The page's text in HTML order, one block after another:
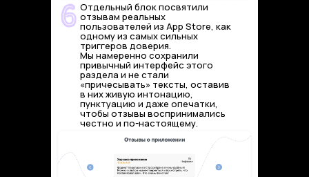
Отдельный блок посвятили
отзывам реальных
пользователей из App Store, как
одному из самых сильных
триггеров доверия.
Мы намеренно сохранили
привычный интерфейс этого
раздела и не стали
«причесывать» тексты, оставив
в них живую интонацию,
пунктуацию и даже опечатки,
чтобы отзывы воспринимались
честно и по-настоящему.